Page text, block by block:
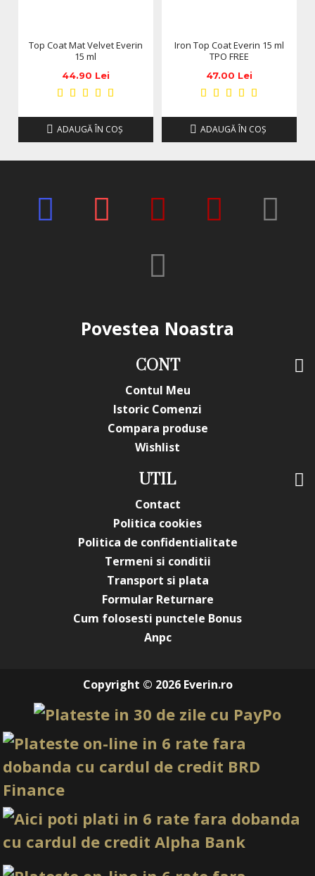
Top Coat Mat Velvet Everin
15 ml
44.90 Lei
ADAUGĂ ÎN COŞ
Iron Top Coat Everin 15 ml
TPO FREE
47.00 Lei
ADAUGĂ ÎN COŞ
Povestea Noastra
CONT
Contul Meu
Istoric Comenzi
Compara produse
Wishlist
UTIL
Contact
Politica cookies
Politica de confidentialitate
Termeni si conditii
Transport si plata
Formular Returnare
Cum folosesti punctele Bonus
Anpc
Copyright © 2026 Everin.ro